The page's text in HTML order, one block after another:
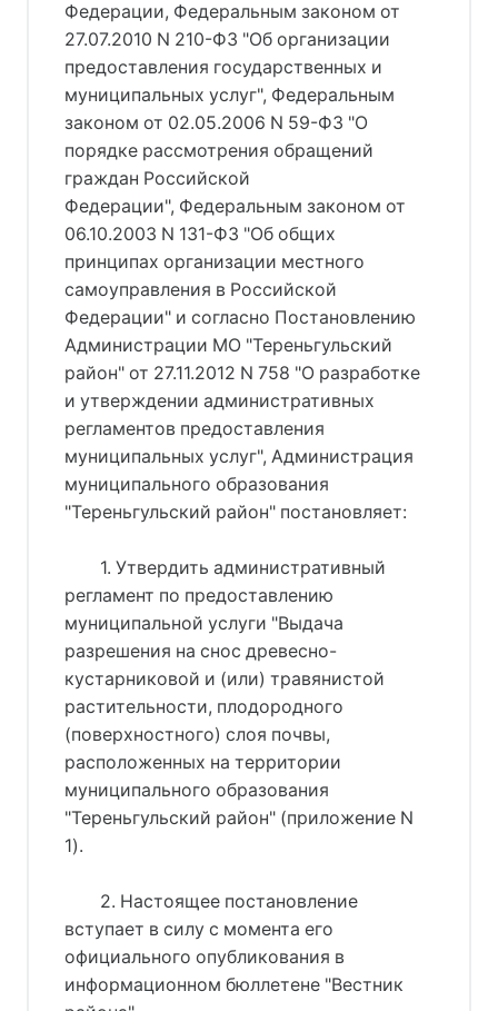
Федерации, Федеральным законом от
27.07.2010 N 210-ФЗ "Об организации
предоставления государственных и
муниципальных услуг", Федеральным
законом от 02.05.2006 N 59-ФЗ "О
порядке рассмотрения обращений
граждан Российской
Федерации", Федеральным законом от
06.10.2003 N 131-ФЗ "Об общих
принципах организации местного
самоуправления в Российской
Федерации" и согласно Постановлению
Администрации МО "Тереньгульский
район" от 27.11.2012 N 758 "О разработке
и утверждении административных
регламентов предоставления
муниципальных услуг", Администрация
муниципального образования
"Тереньгульский район" постановляет:
1. Утвердить административный
регламент по предоставлению
муниципальной услуги "Выдача
разрешения на снос древесно-
кустарниковой и (или) травянистой
растительности, плодородного
(поверхностного) слоя почвы,
расположенных на территории
муниципального образования
"Тереньгульский район" (приложение N
1).
2. Настоящее постановление
вступает в силу с момента его
официального опубликования в
информационном бюллетене "Вестник